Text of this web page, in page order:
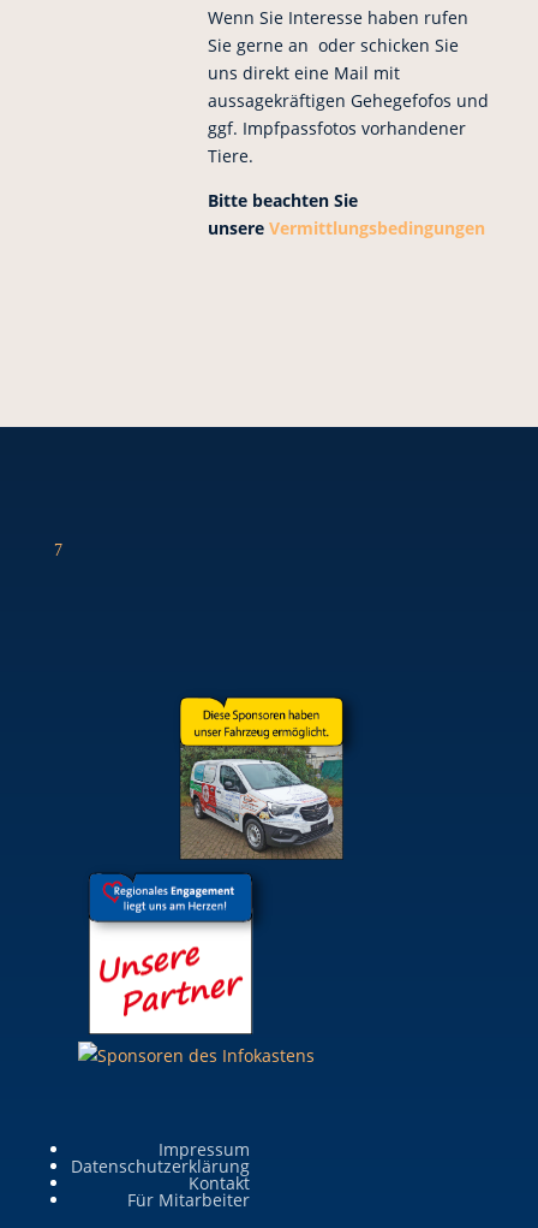
Wenn Sie Interesse haben rufen
Sie gerne an oder schicken Sie
uns direkt eine Mail mit
aussagekräftigen Gehegefofos und
ggf. Impfpassfotos vorhandener
Tiere.
Bitte beachten Sie
unsere Vermittlungsbedingungen
7
Impressum
Datenschutzerklärung
Kontakt
Für Mitarbeiter